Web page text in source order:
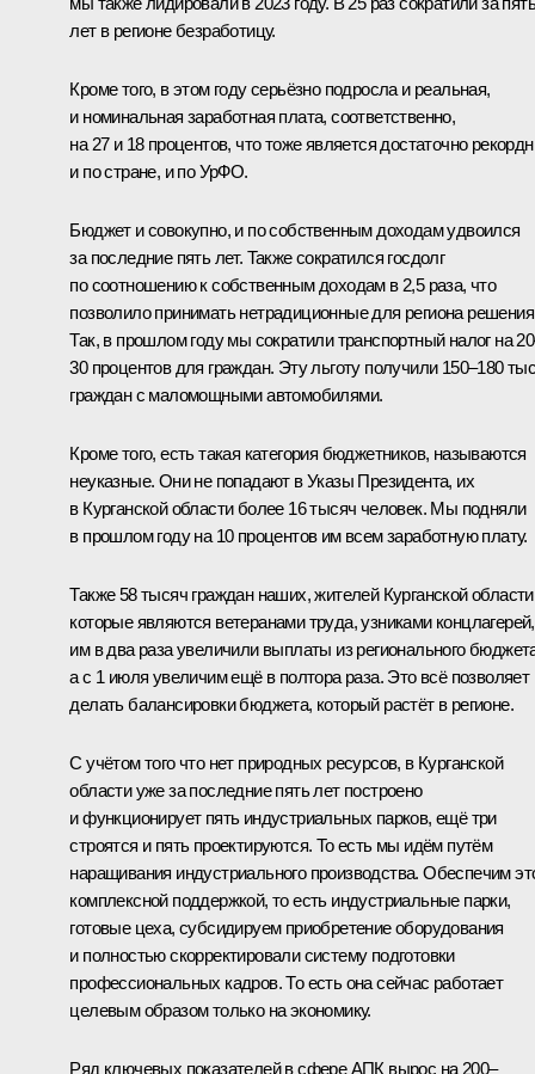
лет в регионе безработицу.
Кроме того, в этом году серьёзно подросла и реальная,
и номинальная заработная плата, соответственно,
на 27 и 18 процентов, что тоже является достаточно
и по стране, и по УрФО.
Бюджет и совокупно, и по собственным доходам удвоился
за последние пять лет. Также сократился госдолг
по соотношению к собственным доходам в 2,5 раза, что
позволило принимать нетрадиционные для региона
Так, в прошлом году мы сократили транспортный налог на
30 процентов для граждан. Эту льготу получили 150–180
граждан с маломощными автомобилями.
Кроме того, есть такая категория бюджетников, называются
неуказные. Они не попадают в Указы Президента, их
в Курганской области более 16 тысяч человек. Мы подняли
в прошлом году на 10 процентов им всем заработную плату.
Также 58 тысяч граждан наших, жителей Курганской
которые являются ветеранами труда, узниками концлагерей,
им в два раза увеличили выплаты из регионального
а с 1 июля увеличим ещё в полтора раза. Это всё позволяет
делать балансировки бюджета, который растёт в регионе.
С учётом того что нет природных ресурсов, в Курганской
области уже за последние пять лет построено
и функционирует пять индустриальных парков, ещё три
строятся и пять проектируются. То есть мы идём путём
наращивания индустриального производства. Обеспечим
комплексной поддержкой, то есть индустриальные парки,
готовые цеха, субсидируем приобретение оборудования
и полностью скорректировали систему подготовки
профессиональных кадров. То есть она сейчас работает
целевым образом только на экономику.
Ряд ключевых показателей в сфере АПК вырос на 200–